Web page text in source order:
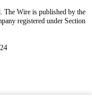
The Wire is published by the
registered under Section